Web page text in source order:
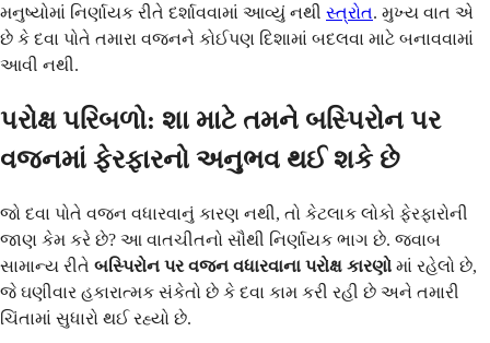
મનુષ્યોમાં નિર્ણાયક રીતે દર્શાવવામાં આવ્યું નથી સ્ત્રોત. મુખ્ય વાત એ
છે કે દવા પોતે તમારા વજનને કોઈપણ દિશામાં બદલવા માટે બનાવવામાં
આવી નથી.
પરોક્ષ પરિબળો: શા માટે તમને બસ્પિરોન પર
વજનમાં ફેરફારનો અનુભવ થઈ શકે છે
જો દવા પોતે વજન વધારવાનું કારણ નથી, તો કેટલાક લોકો ફેરફારોની
જાણ કેમ કરે છે? આ વાતચીતનો સૌથી નિર્ણાયક ભાગ છે. જવાબ
સામાન્ય રીતે બસ્પિરોન પર વજન વધારવાના પરોક્ષ કારણો માં રહેલો છે,
જે ઘણીવાર હકારાત્મક સંકેતો છે કે દવા કામ કરી રહી છે અને તમારી
ચિંતામાં સુધારો થઈ રહ્યો છે.